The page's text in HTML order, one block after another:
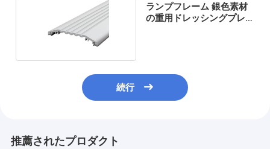
ランプフレーム 銀色素材
の重用ドレッシングプレ
続行
推薦されたプロダクト